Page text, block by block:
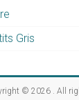
Gris
© 2026 . All